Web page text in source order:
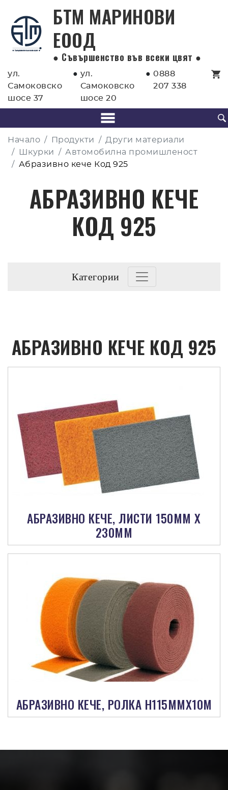
БТМ МАРИНОВИ
EООД
● Съвършенство във всеки цвят ●
ул.
Самоковско
шосе 37
● ул.
Самоковско
шосе 20
●0888
207 338
Начало Продукти
Други материали
Шкурки
Автомобилна промишленост
Абразивно кече Код 925
АБРАЗИВНО КЕЧЕ
КОД 925
Категории
АБРАЗИВНО КЕЧЕ КОД 925
АБРАЗИВНО КЕЧЕ, ЛИСТИ 150MM X
230MM
АБРАЗИВНО КЕЧЕ, РОЛКА H115MMX10M